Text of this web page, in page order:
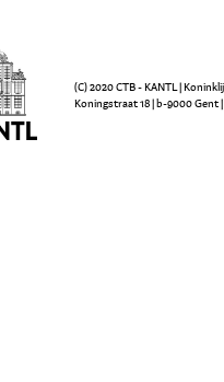
(C) 2020 CTB - KANTL |
Koningstraat 18 | b-9000 Gent |